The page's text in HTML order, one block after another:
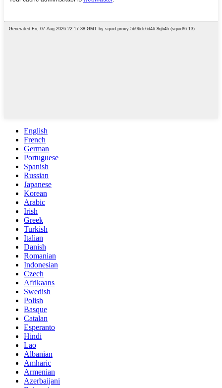
English
French
German
Portuguese
Spanish
Russian
Japanese
Korean
Arabic
Irish
Greek
Turkish
Italian
Danish
Romanian
Indonesian
Czech
Afrikaans
Swedish
Polish
Basque
Catalan
Esperanto
Hindi
Lao
Albanian
Amharic
Armenian
Azerbaijani